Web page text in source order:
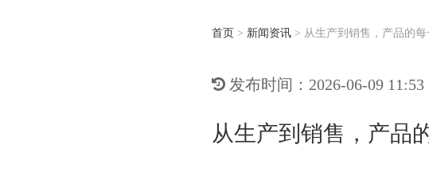
首页 > 新闻资讯 > 从生产到销售，产品的
发布时间：2026-06-09 11:53
从生产到销售，产品